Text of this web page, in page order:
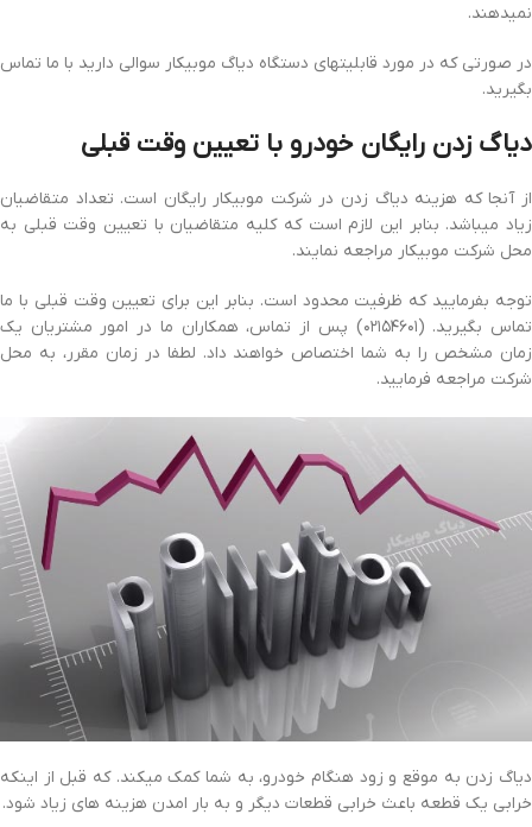
نمیدهند.
در صورتی که در مورد قابلیتهای دستگاه دیاگ موبیکار سوالی دارید با ما تماس
بگیرید.
دیاگ زدن رایگان خودرو با تعیین وقت قبلی
از آنجا که هزینه دیاگ زدن در شرکت موبیکار رایگان است. تعداد متقاضیان
زیاد میباشد. بنابر این لازم است که کلیه متقاضیان با تعیین وقت قبلی به
محل شرکت موبیکار مراجعه نمایند.
توجه بفرمایید که ظرفیت محدود است. بنابر این برای تعیین وقت قبلی با ما
تماس بگیرید. (۰۲۱۵۴۶۰۱) پس از تماس، همکاران ما در امور مشتریان یک
زمان مشخص را به شما اختصاص خواهند داد. لطفا در زمان مقرر، به محل
شرکت مراجعه فرمایید.
دیاگ زدن به موقع و زود هنگام خودرو، به شما کمک میکند. که قبل از اینکه
خرابی یک قطعه باعث خرابی قطعات دیگر و به بار امدن هزینه های زیاد شود.